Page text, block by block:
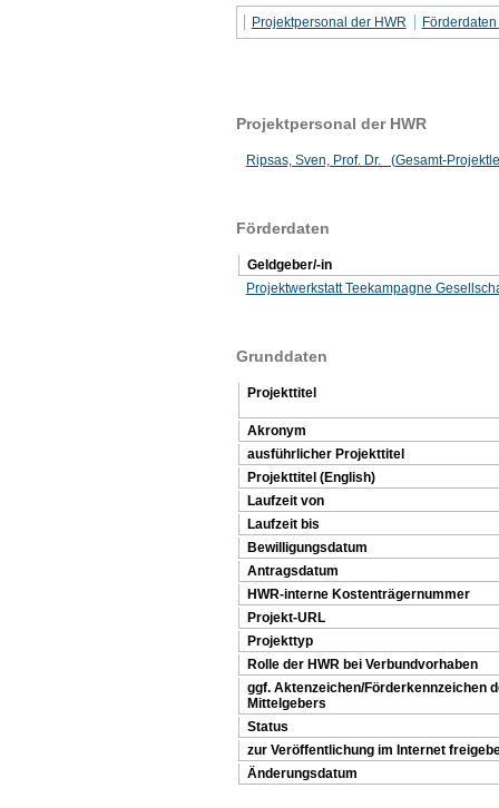
Projektpersonal der HWR Förderdaten
Projektpersonal der HWR
Ripsas, Sven, Prof. Dr. (Gesamt-
Förderdaten
Geldgeber/-in
Projektwerkstatt Teekampagne
Grunddaten
Projekttitel
Akronym
ausführlicher Projekttitel
Projekttitel (English)
Laufzeit von
Laufzeit bis
Bewilligungsdatum
Antragsdatum
HWR-interne Kostenträgernummer
Projekt-URL
Projekttyp
Rolle der HWR bei Verbundvorhaben
ggf. Aktenzeichen/Förderkennzeichen
Mittelgebers
Status
zur Veröffentlichung im Internet
Änderungsdatum